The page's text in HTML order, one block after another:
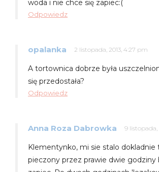
woda i nie chce się zapiec:(
Odpowiedz
opalanka 2 listopada, 2013, 4:27 pm
A tortownica dobrze była
się przedostała?
Odpowiedz
Anna Roza Dabrowka 9 listopada,
Klementynko, mi sie stalo dokladnie
pieczony przez prawie dwie godziny